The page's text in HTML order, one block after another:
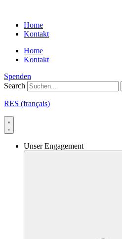
contentHome
Kontakt
Home
Kontakt
Spenden
Search
RES (français)
Unser Engagement